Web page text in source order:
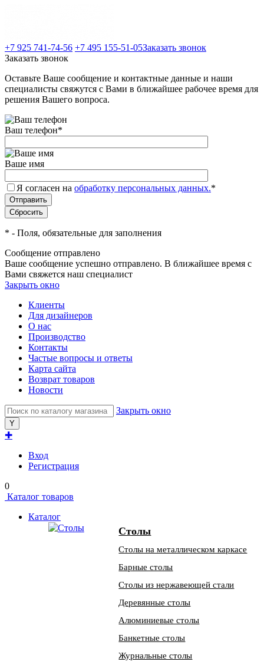
+7 925 741-74-56 +7 495 155-51-05Заказать звонок
Заказать звонок
Оставьте Ваше сообщение и контактные данные и наши
специалисты свяжутся с Вами в ближайшее рабочее время для
решения Вашего вопроса.
Ваш телефон*
Ваше имя
Я согласен на обработку персональных данных.*
* - Поля, обязательные для заполнения
Сообщение отправлено
Ваше сообщение успешно отправлено. В ближайшее время с
Вами свяжется наш специалист
Закрыть окно
Клиенты
Для дизайнеров
О нас
Производство
Контакты
Частые вопросы и ответы
Карта сайта
Возврат товаров
Новости
Закрыть окно
✚
Вход
Регистрация
0
Каталог товаров
Каталог
Столы
Столы на металлическом каркасе
Барные столы
Столы из нержавеющей стали
Деревянные столы
Алюминиевые столы
Банкетные столы
Журнальные столы